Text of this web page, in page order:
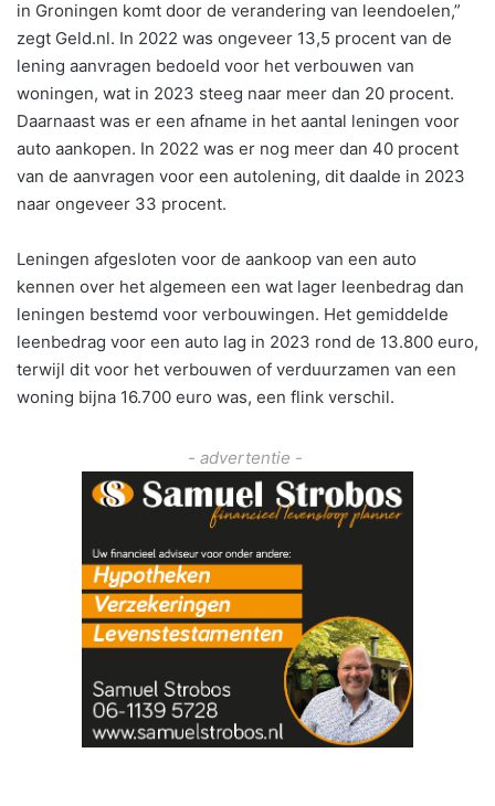
in Groningen komt door de verandering van leendoelen,”
zegt Geld.nl. In 2022 was ongeveer 13,5 procent van de
lening aanvragen bedoeld voor het verbouwen van
woningen, wat in 2023 steeg naar meer dan 20 procent.
Daarnaast was er een afname in het aantal leningen voor
auto aankopen. In 2022 was er nog meer dan 40 procent
van de aanvragen voor een autolening, dit daalde in 2023
naar ongeveer 33 procent.
Leningen afgesloten voor de aankoop van een auto
kennen over het algemeen een wat lager leenbedrag dan
leningen bestemd voor verbouwingen. Het gemiddelde
leenbedrag voor een auto lag in 2023 rond de 13.800 euro,
terwijl dit voor het verbouwen of verduurzamen van een
woning bijna 16.700 euro was, een flink verschil.
- advertentie -